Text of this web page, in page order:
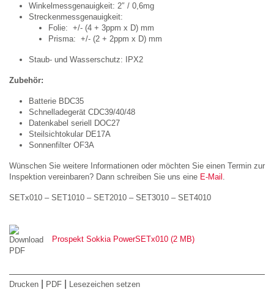
Winkelmessgenauigkeit: 2″ / 0,6mg
Streckenmessgenauigkeit:
Folie: +/- (4 + 3ppm x D) mm
Prisma: +/- (2 + 2ppm x D) mm
Staub- und Wasserschutz: IPX2
Zubehör:
Batterie BDC35
Schnelladegerät CDC39/40/48
Datenkabel seriell DOC27
Steilsichtokular DE17A
Sonnenfilter OF3A
Wünschen Sie weitere Informationen oder möchten Sie einen Termin zur
Inspektion vereinbaren? Dann schreiben Sie uns eine E-Mail
SETx010 – SET1010 – SET2010 – SET3010 – SET4010
Prospekt Sokkia PowerSETx010 (2 MB)
Drucken PDF Lesezeichen setzen